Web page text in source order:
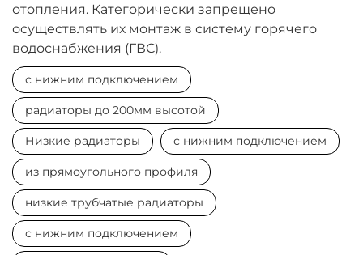
отопления. Категорически запрещено
осуществлять их монтаж в систему горячего
водоснабжения (ГВС).
с нижним подключением
радиаторы до 200мм высотой
Низкие радиаторы с нижним подключением
из прямоугольного профиля
низкие трубчатые радиаторы
с нижним подключением